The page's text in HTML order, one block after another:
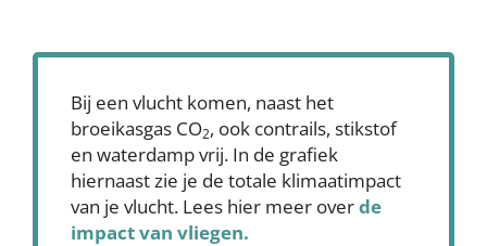
Bij een vlucht komen, naast het
broeikasgas CO2, ook contrails, stikstof
en waterdamp vrij. In de grafiek
hiernaast zie je de totale klimaatimpact
van je vlucht. Lees hier meer overde
impact van vliegen.